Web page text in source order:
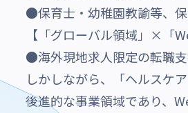
●保育士・幼稚園教諭等、
【「グローバル領域」×「
●海外現地求人限定の転職
しかしながら、「ヘルスケ
後進的な事業領域であり、